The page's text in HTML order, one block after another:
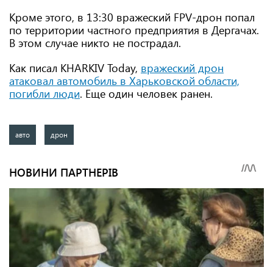
Кроме этого, в 13:30 вражеский FPV-дрон попал
по территории частного предприятия в Дергачах.
В этом случае никто не пострадал.
Как писал KHARKIV Today, вражеский дрон
атаковал автомобиль в Харьковской области,
погибли люди. Еще один человек ранен.
авто дрон